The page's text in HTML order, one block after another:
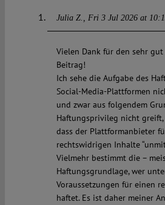
Julia Z. Fri 3 Jul 2026 at
Vielen Dank für den sehr
Beitrag!
Ich sehe die Aufgabe des
Social-Media-Plattformen
und zwar aus folgendem
Haftungsprivileg nicht
dass der Plattformanbieter
rechtswidrigen Inhalte
Vielmehr bestimmt die –
Haftungsgrundlage, wer
Voraussetzungen für einen
haftet. Es ist daher meiner